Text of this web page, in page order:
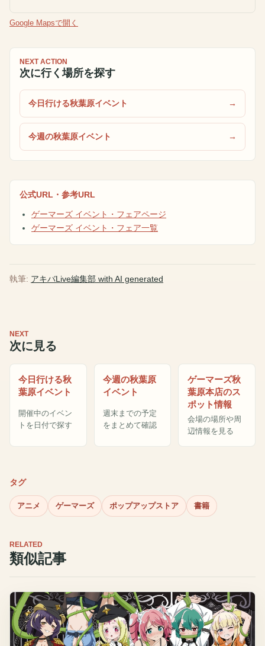
Google Mapsで開く
NEXT ACTION
次に行く場所を探す
今日行ける秋葉原イベント
今週の秋葉原イベント
公式URL・参考URL
ゲーマーズ イベント・フェアページ
ゲーマーズ イベント・フェア一覧
執筆: アキバLive編集部 with AI generated
NEXT
次に見る
今日行ける秋
葉原イベント
開催中のイベン
トを日付で探す
今週の秋葉原
イベント
週末までの予定
をまとめて確認
ゲーマーズ秋
葉原本店のス
ポット情報
会場の場所や周
辺情報を見る
タグ
アニメ ゲーマーズ ポップアップストア 書籍
RELATED
類似記事